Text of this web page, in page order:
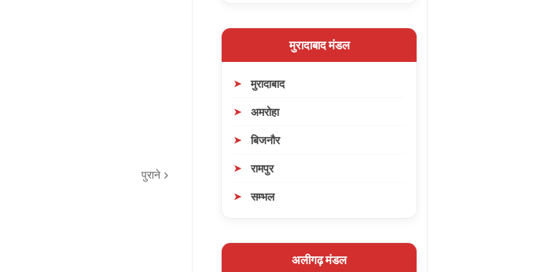
पुराने
मुरादाबाद मंडल
मुरादाबाद
अमरोहा
बिजनौर
रामपुर
सम्भल
अलीगढ़ मंडल